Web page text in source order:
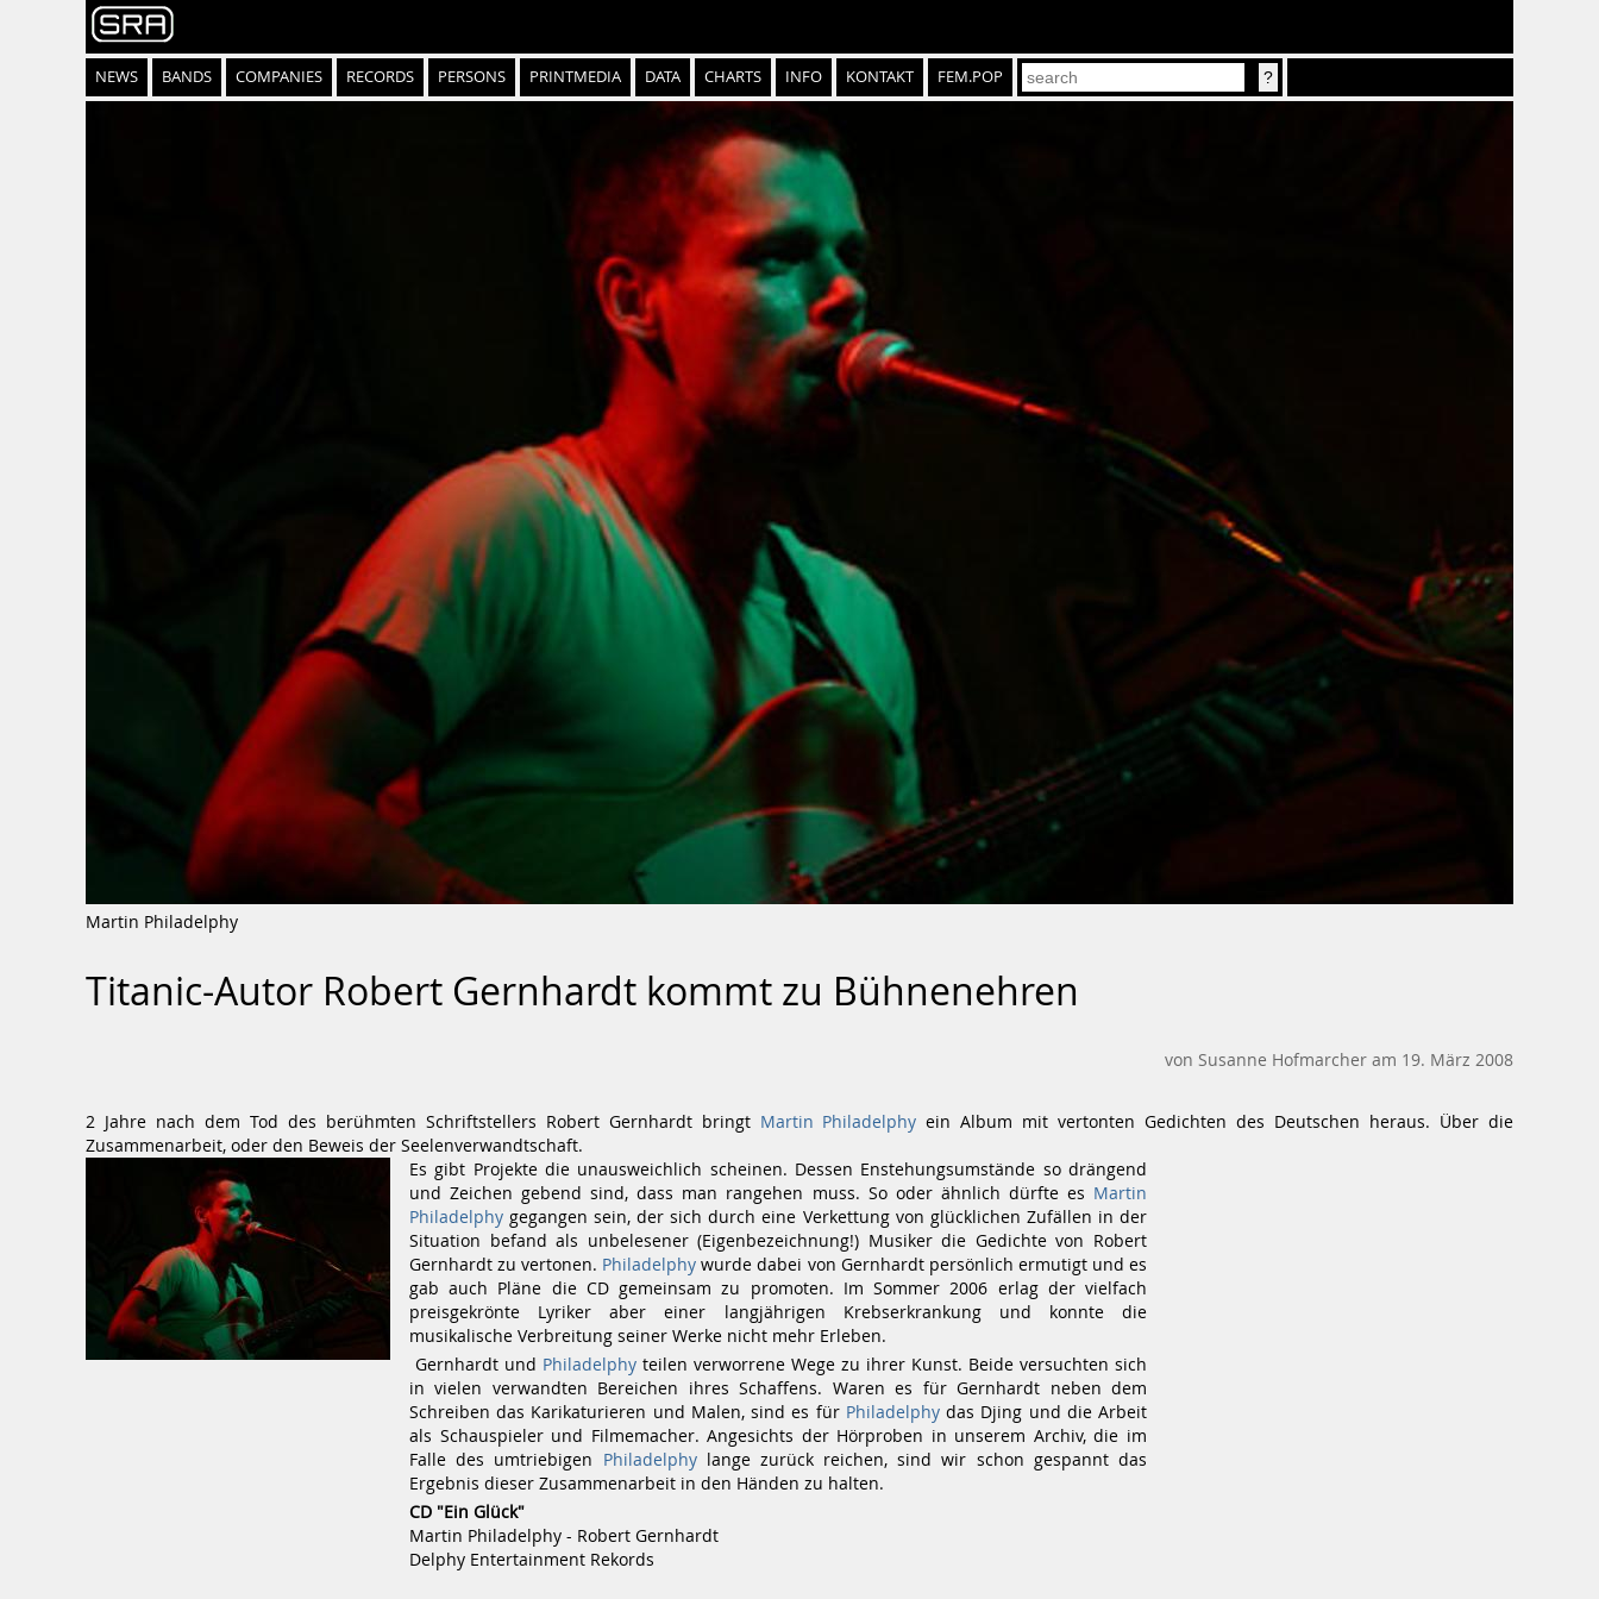
NEWS BANDS COMPANIES RECORDS PERSONS PRINTMEDIA DATA CHARTS INFO KONTAKT FEM.POP
Martin Philadelphy
Titanic-Autor Robert Gernhardt kommt zu Bühnenehren
von Susanne Hofmarcher am 19. März 2008
2 Jahre nach dem Tod des berühmten Schriftstellers Robert Gernhardt bringt Martin Philadelphy ein Album mit vertonten Gedichten des Deutschen heraus. Über die
Zusammenarbeit, oder den Beweis der Seelenverwandtschaft.
Es gibt Projekte die unausweichlich scheinen. Dessen Enstehungsumstände so drängend
und Zeichen gebend sind, dass man rangehen muss. So oder ähnlich dürfte es Martin
Philadelphy gegangen sein, der sich durch eine Verkettung von glücklichen Zufällen in der
Situation befand als unbelesener (Eigenbezeichnung!) Musiker die Gedichte von Robert
Gernhardt zu vertonen. Philadelphy wurde dabei von Gernhardt persönlich ermutigt und es
gab auch Pläne die CD gemeinsam zu promoten. Im Sommer 2006 erlag der vielfach
preisgekrönte Lyriker aber einer langjährigen Krebserkrankung und konnte die
musikalische Verbreitung seiner Werke nicht mehr Erleben.
Gernhardt und Philadelphy teilen verworrene Wege zu ihrer Kunst. Beide versuchten sich
in vielen verwandten Bereichen ihres Schaffens. Waren es für Gernhardt neben dem
Schreiben das Karikaturieren und Malen, sind es für Philadelphydas Djing und die Arbeit
als Schauspieler und Filmemacher. Angesichts der Hörproben in unserem Archiv, die im
Falle des umtriebigen Philadelphylange zurück reichen, sind wir schon gespannt das
Ergebnis dieser Zusammenarbeit in den Händen zu halten.
CD "Ein Glück"
Martin Philadelphy - Robert Gernhardt
Delphy Entertainment Rekords